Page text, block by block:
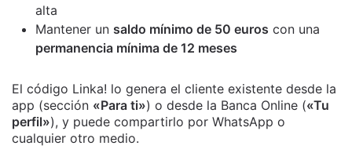
alta
Mantener un saldo mínimo de 50 euros con una
permanencia mínima de 12 meses
El código Linka! lo genera el cliente existente desde la
app (sección «Para ti») o desde la Banca Online («Tu
perfil»), y puede compartirlo por WhatsApp o
cualquier otro medio.